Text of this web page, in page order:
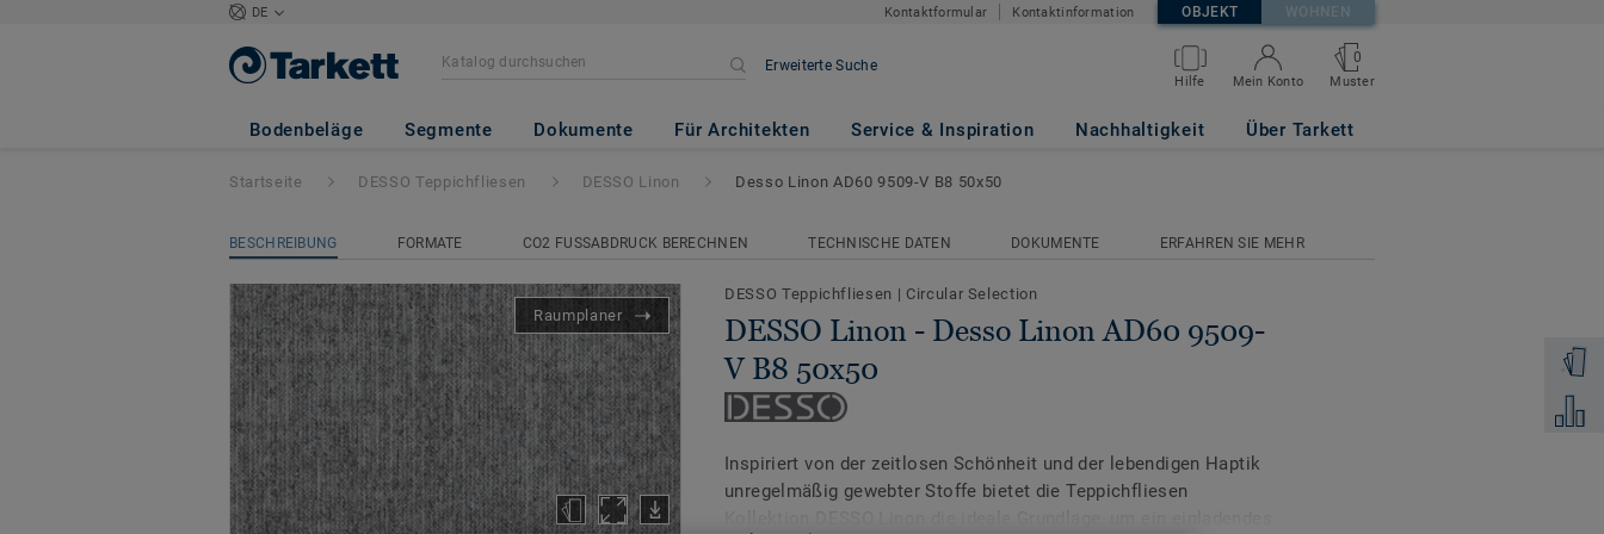
DE Kontaktformular Kontaktinformation OBJEKT WOHNEN
Erweiterte Suche
Hilfe Mein Konto
0
Muster
Bodenbeläge Segmente Dokumente Für Architekten Service & Inspiration Nachhaltigkeit Über Tarkett
DESSO Linon - Desso Linon AD60 9509-V B8 50x50
Zum
Startseite DESSO Teppichfliesen DESSO Linon Desso Linon AD60 9509-V B8 50x50
BESCHREIBUNG FORMATE CO2 FUSSABDRUCK BERECHNEN TECHNISCHE DATEN DOKUMENTE ERFAHREN SIE MEHR
Raumplaner
DESSO Teppichfliesen | Circular Selection
DESSO Linon - Desso Linon AD60 9509-
V B8 50x50
Inspiriert von der zeitlosen Schönheit und der lebendigen Haptik
unregelmäßig gewebter Stoffe bietet die Teppichfliesen